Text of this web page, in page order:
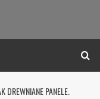
DREWNIANE PANELE.